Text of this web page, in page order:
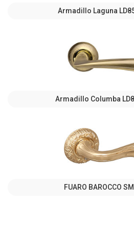
Armadillo Laguna
Armadillo Columba
FUARO BAROCCO